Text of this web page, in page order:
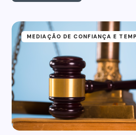
MEDIAÇÃO DE CONFIANÇA E